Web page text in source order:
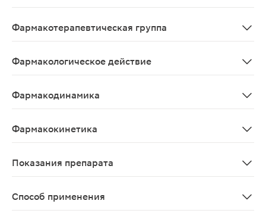
Фармакотерапевтическая группа
Фармакологическое действие
Фармакодинамика
Фармакокинетика
Показания препарата
Способ применения